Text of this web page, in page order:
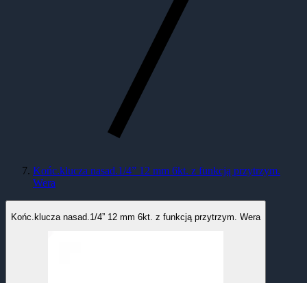
Końc.klucza nasad.1/4” 12 mm 6kt. z funkcją przytrzym.
Wera
Końc.klucza nasad.1/4” 12 mm 6kt. z funkcją przytrzym. Wera